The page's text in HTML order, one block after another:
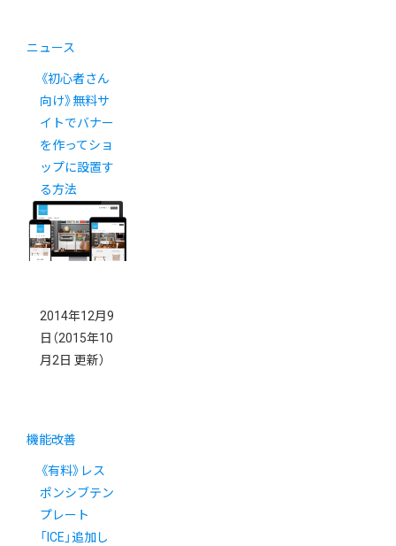
ニュース
《初心者さん
向け》無料サ
イトでバナー
を作ってショ
ップに設置す
る方法
2014年12月9
日 （2015年10
月2日 更新）
機能改善
《有料》レス
ポンシブテン
プレート
「ICE」追加し